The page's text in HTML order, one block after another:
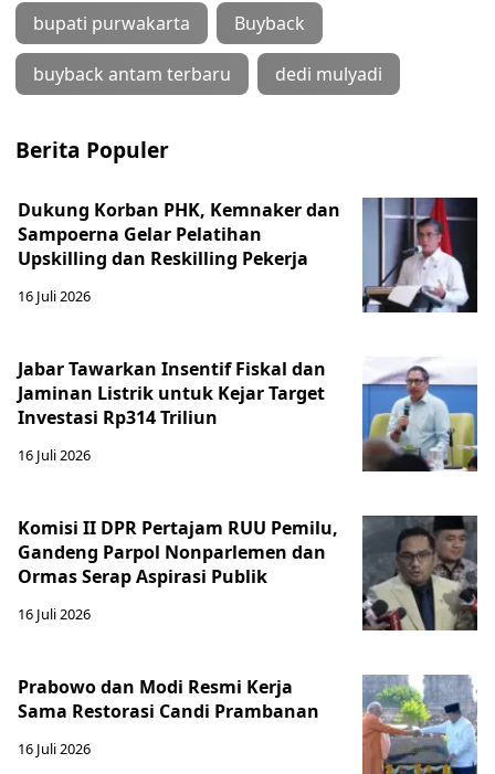
bupati purwakarta Buyback
buyback antam terbaru dedi mulyadi
Berita Populer
Dukung Korban PHK, Kemnaker dan
Sampoerna Gelar Pelatihan
Upskilling dan Reskilling Pekerja
16 Juli 2026
Jabar Tawarkan Insentif Fiskal dan
Jaminan Listrik untuk Kejar Target
Investasi Rp314 Triliun
16 Juli 2026
Komisi II DPR Pertajam RUU Pemilu,
Gandeng Parpol Nonparlemen dan
Ormas Serap Aspirasi Publik
16 Juli 2026
Prabowo dan Modi Resmi Kerja
Sama Restorasi Candi Prambanan
16 Juli 2026